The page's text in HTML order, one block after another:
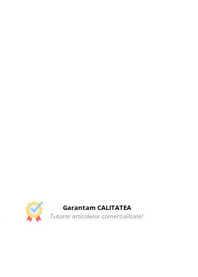
Garantam CALITATEA
Tuturor articolelor comercializate!